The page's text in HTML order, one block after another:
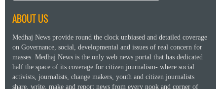
ABOUT US
Medhaj News provide round the clock unbiased and detailed coverage
on Governance, social, developmental and issues of real concern for
masses. Medhaj News is the only web news portal that has dedicated
half the space of its coverage for citizen journalism- where social
activists, journalists, change makers, youth and citizen journalists
share, write, make and report news from every nook and corner of